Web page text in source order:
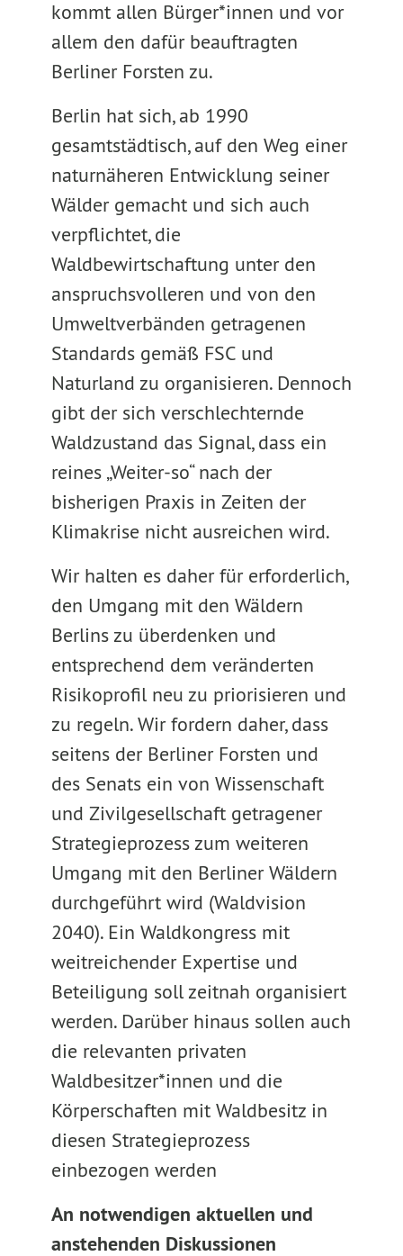
kommt allen Bürger*innen und vor
allem den dafür beauftragten
Berliner Forsten zu.
Berlin hat sich, ab 1990
gesamtstädtisch, auf den Weg einer
naturnäheren Entwicklung seiner
Wälder gemacht und sich auch
verpflichtet, die
Waldbewirtschaftung unter den
anspruchsvolleren und von den
Umweltverbänden getragenen
Standards gemäß FSC und
Naturland zu organisieren. Dennoch
gibt der sich verschlechternde
Waldzustand das Signal, dass ein
reines „Weiter-so“ nach der
bisherigen Praxis in Zeiten der
Klimakrise nicht ausreichen wird.
Wir halten es daher für erforderlich,
den Umgang mit den Wäldern
Berlins zu überdenken und
entsprechend dem veränderten
Risikoprofil neu zu priorisieren und
zu regeln. Wir fordern daher, dass
seitens der Berliner Forsten und
des Senats ein von Wissenschaft
und Zivilgesellschaft getragener
Strategieprozess zum weiteren
Umgang mit den Berliner Wäldern
durchgeführt wird (Waldvision
2040). Ein Waldkongress mit
weitreichender Expertise und
Beteiligung soll zeitnah organisiert
werden. Darüber hinaus sollen auch
die relevanten privaten
Waldbesitzer*innen und die
Körperschaften mit Waldbesitz in
diesen Strategieprozess
einbezogen werden
An notwendigen aktuellen und
anstehenden Diskussionen